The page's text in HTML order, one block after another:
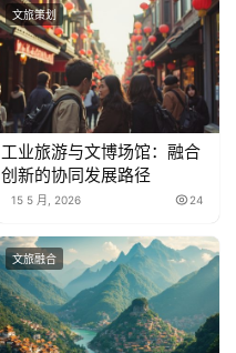
文旅策划
工业旅游与文博场馆：融合
创新的协同发展路径
15 5 月, 2026 24
文旅融合